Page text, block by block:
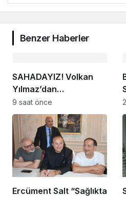
Benzer Haberler
SAHADAYIZ! Volkan
Yılmaz’dan
Beylikdüzü’nde Dikkat
Çeken Mesaj
9 saat önce
Ercüment Salt “Sağlıkta